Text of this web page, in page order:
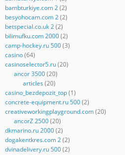
bambturkiye.com 2(2)
besyohocam.com 2(2)
betspecial.co.uk 2(2)
bilimufku.com 2000(2)
camp-hockey.ru 500(3)
casino(64)
casinoselector5.ru(20)
ancor 3500(20)
articles (20)
casino_bezdepozit_top(1)
concrete-equipment.ru 500(2)
creativeworkingplayground.com(20)
ancorZ 2500(20)
dkmarino.ru 2000(2)
dogakentkres.com 2(2)
dvinadelivery.ru 500(2)